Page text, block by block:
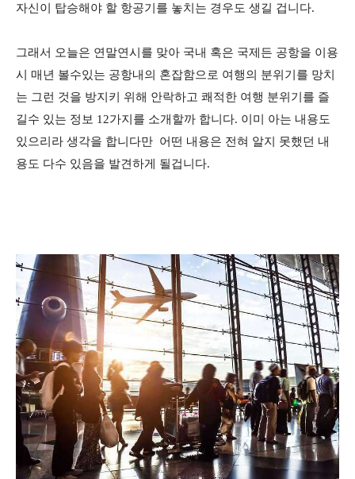
자신이 탑승해야 할 항공기를 놓치는 경우도 생길 겁니다.
그래서 오늘은 연말연시를 맞아 국내 혹은 국제든 공항을 이용
시 매년 볼수있는 공항내의 혼잡함으로 여행의 분위기를 망치
는 그런 것을 방지키 위해 안락하고 쾌적한 여행 분위기를 즐
길수 있는 정보 12가지를 소개할까 합니다. 이미 아는 내용도
있으리라 생각을 합니다만 어떤 내용은 전혀 알지 못했던 내
용도 다수 있음을 발견하게 될겁니다.